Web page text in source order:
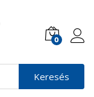
0
Keresés